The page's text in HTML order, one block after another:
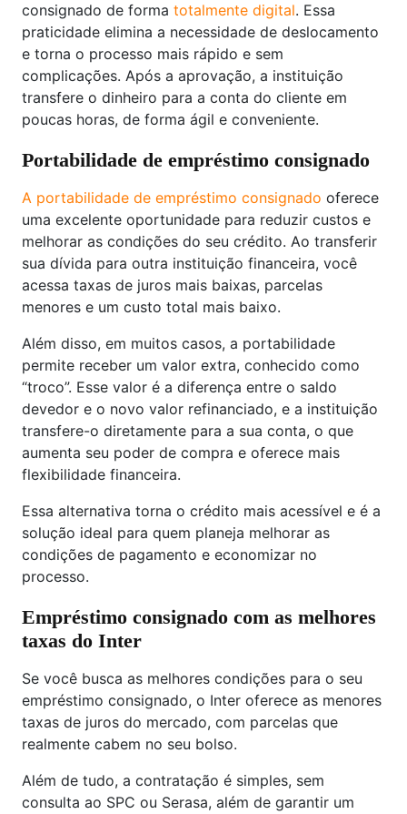
consignado de forma totalmente digital. Essa
praticidade elimina a necessidade de deslocamento
e torna o processo mais rápido e sem
complicações. Após a aprovação, a instituição
transfere o dinheiro para a conta do cliente em
poucas horas, de forma ágil e conveniente.
Portabilidade de empréstimo consignado
A portabilidade de empréstimo consignado oferece
uma excelente oportunidade para reduzir custos e
melhorar as condições do seu crédito. Ao transferir
sua dívida para outra instituição financeira, você
acessa taxas de juros mais baixas, parcelas
menores e um custo total mais baixo.
Além disso, em muitos casos, a portabilidade
permite receber um valor extra, conhecido como
“troco”. Esse valor é a diferença entre o saldo
devedor e o novo valor refinanciado, e a instituição
transfere-o diretamente para a sua conta, o que
aumenta seu poder de compra e oferece mais
flexibilidade financeira.
Essa alternativa torna o crédito mais acessível e é a
solução ideal para quem planeja melhorar as
condições de pagamento e economizar no
processo.
Empréstimo consignado com as melhores
taxas do Inter
Se você busca as melhores condições para o seu
empréstimo consignado, o Inter oferece as menores
taxas de juros do mercado, com parcelas que
realmente cabem no seu bolso.
Além de tudo, a contratação é simples, sem
consulta ao SPC ou Serasa, além de garantir um